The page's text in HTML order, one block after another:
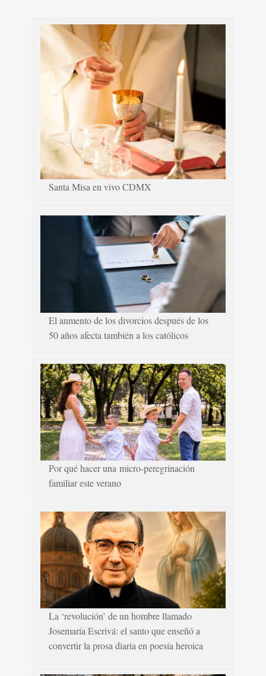
Santa Misa en vivo CDMX
El aumento de los divorcios después de los
50 años afecta también a los católicos
Por qué hacer una micro-peregrinación
familiar este verano
La ‘revolución’ de un hombre llamado
Josemaría Escrivá: el santo que enseñó a
convertir la prosa diaria en poesía heroica